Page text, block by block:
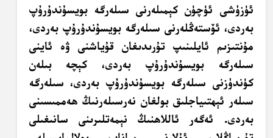
ئۈزۈشى ئۈچۈن كېمىلەرنى سىلەرگە بويسۇندۇرۇپ
بەردى، ئۆستەڭلەرنى سىلەرگە بويسۇندۇرۇپ بەردى،
مۇنتىزىم ئايلىنىپ تۇرىدىغان قۇياشنى ۋە ئاينى
سىلەرگە بويسۇندۇرۇپ بەردى، كېچە بىلەن
كۈندۈزنى سىلەرگە بويسۇندۇرۇپ بەردى، سىلەرگە
سىلەر ئېھتىياجلىق بولغان نەرسىلەرنىڭ ھەممىسىنى
بەردى. ئەگەر ئاللاھنىڭ نېمەتلىرىنى سانىغىلى